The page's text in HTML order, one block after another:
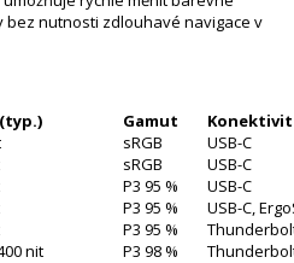
bez nutnosti zdlouhavé navigace v
Gamut
sRGB
USB-C
sRGB
USB-C
P3 95 %
USB-C
P3 95 %
USB-C,
P3 95 %
nit P3 98 %